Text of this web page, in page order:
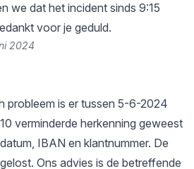
we dat het incident sinds 9:15
voor je geduld.
2024
probleem is er tussen 5-6-2024
verminderde herkenning geweest
IBAN en klantnummer. De
Ons advies is de betreffende